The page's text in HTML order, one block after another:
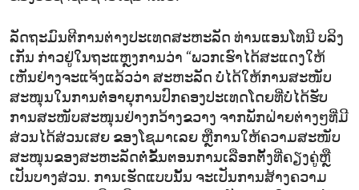
ລັດຖະມົນຕີການຕ່າງປະເທດສະຫະລັດ ທ່ານແອນໂທນີ ບລິງ
ເກັນ ກ່າວຢູ່ໃນຖະແຫຼງການວ່າ “ພວກເຮົາໄດ້ສະແດງໃຫ້
ເຫັນຢ່າງຈະແຈ້ງແລ້ວວ່າ ສະຫະລັດ ບໍ່ໄດ້ໃຫ້ການສະໜັບ
ສະໜຸນໃນການຕໍ່ອາຍຸການປົກຄອງປະເທດໂດຍທີ່ບໍ່ໄດ້ຮັບ
ການສະໜັບສະໜຸນຢ່າງກວ້າງຂວາງ ຈາກພັກຝ່າຍຕ່າງໆທີ່ມີ
ສ່ວນໄດ້ສ່ວນເສຍ ຂອງໂຊມາເລຍ ຫຼືການໃຫ້ຄວາມສະໜັບ
ສະໜຸນຂອງສະຫະລັດຕໍ່ຂັ້ນຕອນການເລືອກຕັ້ງທີ່ຄຽງຄູ່ຫຼື
ເປັນບາງສ່ວນ. ການເຮັດແບບນັ້ນ ຈະເປັນການສ້າງຄວາມ